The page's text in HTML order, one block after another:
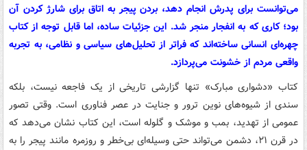
می‌توانست برای پدرش انجام دهد، بردن پیجر به اتاق برای شارژ کردن آن
بود؛ کاری که به انفجار منجر شد. این جزئیات ساده، اما قابل توجه از کتاب
چهره‌ای انسانی ساخته‌اند که فراتر از تحلیل‌های سیاسی و نظامی، به تجربه
واقعی مردم از خشونت می‌پردازد.
کتاب «دشواری مبارک» تنها گزارشی تاریخی از یک فاجعه نیست، بلکه
سندی از شیوه‌های نوین ترور و جنایت در عصر فناوری است. وقتی تصور
عمومی از تهدید، بمب و موشک و گلوله است، این کتاب نشان می‌دهد که
در قرن ۲۱، دشمن می‌تواند حتی وسیله‌ای بی‌خطر و روزمره مانند پیجر را به